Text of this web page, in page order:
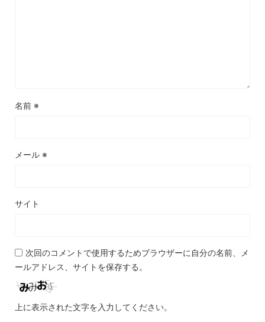
名前 ※
メール ※
サイト
次回のコメントで使用するためブラウザーに自分の名前、メ
ールアドレス、サイトを保存する。
上に表示された文字を入力してください。